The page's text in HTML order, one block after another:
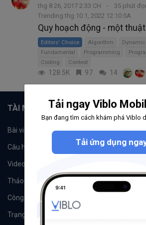
thg 8 26, 2017 2:33 CH
35 phút
Trending thg 10 1, 2022 12:10 SA
Quy hoạch động - một
Editors' Choice Algorithm
Fundamental
Programming
Coding
Contest
128.5K 97 14
TÀI NGUYÊN
Bài viết Tổ chức
Câu hỏi Tags
Videos
Thảo luận Đề xuất hệ
Công cụ
Trạng thái hệ thống
Tải ngay Viblo
Bạn đang tìm cách khám phá Viblo
Tải ứng dụng